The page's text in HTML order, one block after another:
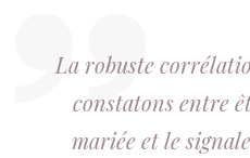
La robuste
constatons entre
mariée et le